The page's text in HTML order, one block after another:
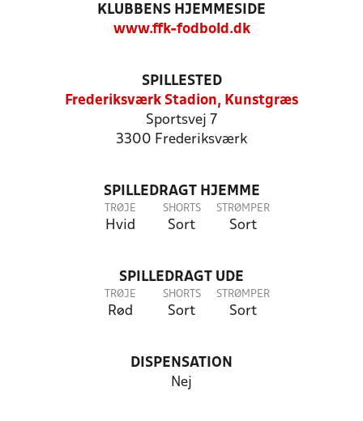
KLUBBENS HJEMMESIDE
www.ffk-fodbold.dk
SPILLESTED
Frederiksværk Stadion, Kunstgræs
Sportsvej 7
3300 Frederiksværk
SPILLEDRAGT HJEMME
TRØJE
Hvid
SHORTS
Sort
STRØMPER
Sort
SPILLEDRAGT UDE
TRØJE
Rød
SHORTS
Sort
STRØMPER
Sort
DISPENSATION
Nej